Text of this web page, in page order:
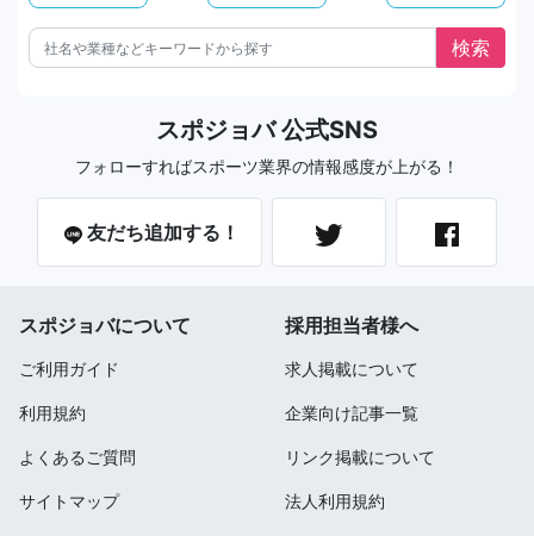
スポジョバ 公式SNS
フォローすればスポーツ業界の情報感度が上がる！
友だち追加する！
スポジョバについて
ご利用ガイド
利用規約
よくあるご質問
サイトマップ
採用担当者様へ
求人掲載について
企業向け記事一覧
リンク掲載について
法人利用規約